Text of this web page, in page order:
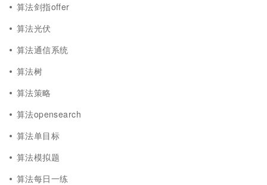
算法剑指offer
算法光伏
算法通信系统
算法树
算法策略
算法opensearch
算法单目标
算法模拟题
算法每日一练